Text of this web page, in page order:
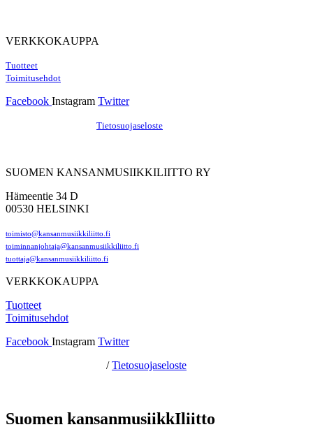
VERKKOKAUPPA
Tuotteet
Toimitusehdot
Facebook Instagram Twitter
Tietosuojaseloste
SUOMEN KANSANMUSIIKKILIITTO RY
Hämeentie 34 D
00530 HELSINKI
toimisto@kansanmusiikkiliitto.fi
toiminnanjohtaja@kansanmusiikkiliitto.fi
tuottaja@kansanmusiikkiliitto.fi
VERKKOKAUPPA
Tuotteet
Toimitusehdot
Facebook Instagram Twitter
/Tietosuojaseloste
Suomen kansanmusiikkIliitto